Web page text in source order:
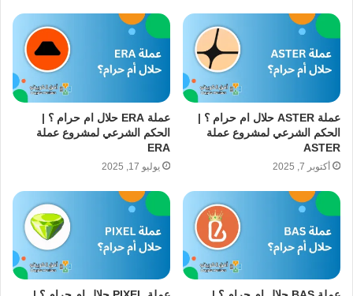
عملة ASTER حلال ام حرام ؟ |
الحكم الشرعي لمشروع عملة
ASTER
أكتوبر 7, 2025
عملة ERA حلال ام حرام ؟ |
الحكم الشرعي لمشروع عملة
ERA
يوليو 17, 2025